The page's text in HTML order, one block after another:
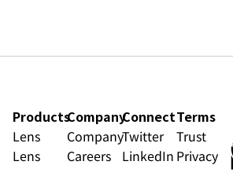
Products
Lens
Lens
Company
Company
Careers
Connect
Twitter
LinkedIn
Terms
Trust
Privacy